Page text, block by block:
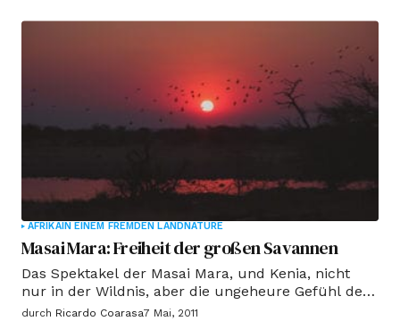
AFRIKAIN EINEM FREMDEN LAND NATURE
Masai Mara: Freiheit der großen Savannen
Das Spektakel der Masai Mara, und Kenia, nicht
nur in der Wildnis, aber die ungeheure Gefühl der
Freiheit, der über euch kommt, in Safran
durch Ricardo Coarasa7 Mai, 2011